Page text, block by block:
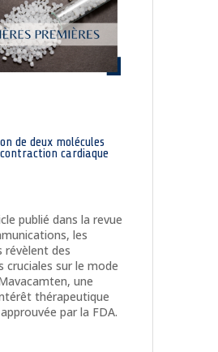
de deux molécules
cardiaque
publié dans la revue
les
révèlent des
cruciales sur le mode
une
thérapeutique
par la FDA.